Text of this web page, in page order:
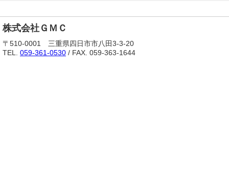
株式会社ＧＭＣ
〒510-0001 三重県四日市市八田3-3-20
TEL. 059-361-0530 / FAX. 059-363-1644